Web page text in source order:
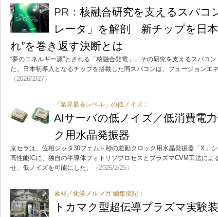
PR： 核融合研究を支えるスパコ
レータ」を解剖 新チップを日
れ”を巻き返す決断とは
“夢のエネルギー源”とされる「核融合発電」。その研究を支えるスパコ
た。日本初導入となるチップを搭載した同スパコンは、フュージョンエ
（2026/2/27）
「業界最高レベル」の低ノイズ：
AIサーバの低ノイズ／低消費電
ク用水晶発振器
京セラは、位相ジッタ30フェムト秒の差動クロック用水晶発振器「X」
高性能ICに、独自の半導体フォトリソプロセスとプラズマCVM工法によ
せ、低ノイズを可能にした。
（2026/2/25）
素材／化学メルマガ 編集後記：
トカマク型超伝導プラズマ実験